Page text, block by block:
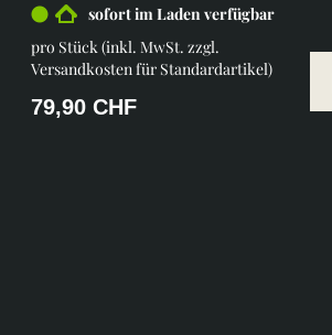
sofort im Laden verfügbar
pro Stück (inkl. MwSt. zzgl.
Versandkosten für Standardartikel)
79,90 CHF